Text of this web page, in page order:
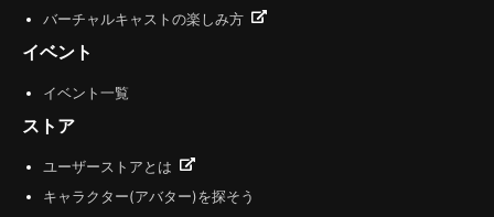
バーチャルキャストの楽しみ方
イベント
イベント一覧
ストア
ユーザーストアとは
キャラクター(アバター)を探そう